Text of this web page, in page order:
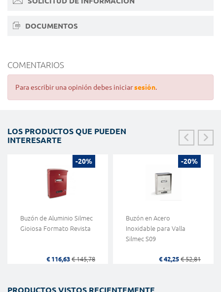
DOCUMENTOS
COMENTARIOS
Para escribir una opinión debes iniciarsesión.
LOS PRODUCTOS QUE PUEDEN
INTERESARTE
-20%
Buzón de Aluminio Silmec
Gioiosa Formato Revista
€ 116,63 € 145,78
-20%
Buzón en Acero
Inoxidable para Valla
Silmec S09
€ 42,25 € 52,81
PRODUCTOS VISTOS RECIENTEMENTE